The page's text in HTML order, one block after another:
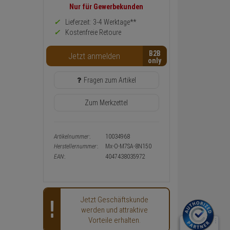
Preis,
Verfügbakeit
und
Warenkorb-
oder
Konfigurieren-
Button
Nur für Gewerbekunden
Lieferzeit: 3-4 Werktage**
Kostenfreie Retoure
Jetzt anmelden B2B
Fragen zum Artikel
Zum Merkzettel
Artikelnummer:
10034968
Herstellernummer:
Mx-O-M7SA-8N150
EAN:
4047438035972
Jetzt Geschäftskunde
werden und attraktive
Vorteile erhalten.